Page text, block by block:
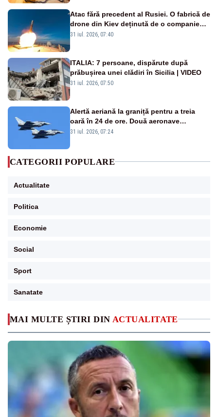
MAI MULTE ȘTIRI DIN ACTUALITATE
Atac fără precedent al Rusiei. O fabrică de
drone din Kiev deținută de o companie
americană, distrusă de o rachetă
31 iul. 2026, 07:40
ITALIA: 7 persoane, dispărute după
prăbușirea unei clădiri în Sicilia | VIDEO
31 iul. 2026, 07:50
Alertă aeriană la graniță pentru a treia
oară în 24 de ore. Două aeronave
Eurofighter britanice au fost ridicate de la
31 iul. 2026, 07:24
CATEGORII POPULARE
Actualitate
Politica
Economie
Social
Sport
Sanatate